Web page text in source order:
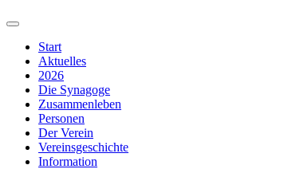
Start
Aktuelles
2026
Die Synagoge
Zusammenleben
Personen
Der Verein
Vereinsgeschichte
Information